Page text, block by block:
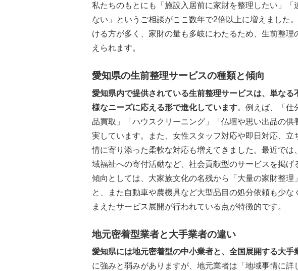
私たちのもとにも「施設入居前に家財を整理したい」「
ない」というご相談がここ数年で2倍以上に増えました
ける方が多く、家財の量も多岐にわたるため、生前整
えられます。
愛知県の生前整理サービスの種類と傾向
愛知県内で提供されている生前整理サービスは、単な
様なニーズに応える形で進化しています。例えば、「仕
品買取」「ハウスクリーニング」「仏壇や思い出品の
実しています。また、女性スタッフ対応や即日対応、
情に寄り添った柔軟な対応も増えてきました。最近で
域福祉への寄付活動など、社会貢献型のサービスを掲
傾向としては、大家族文化の名残から「大量の家財整理
と、また自動車や農機具など大型品目の処分依頼も少
まえたサービス展開が行われている点が特徴的です。
地元密着型業者と大手業者の違い
愛知県には地元密着型の中小業者と、全国展開する大手
に強みと弱みがありますが、地元業者は「地域事情に